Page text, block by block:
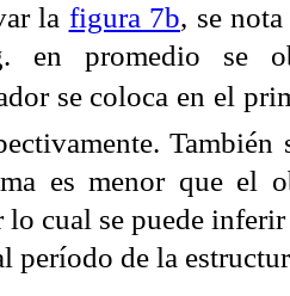
la figura 7b, se
en promedio se
se coloca en el
es menor que el
lo cual se puede
período de la